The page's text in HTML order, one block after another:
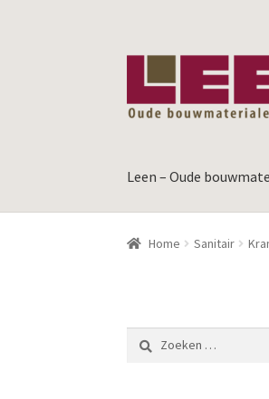
naar
navigatie
inhoud
Leen – Oude
Home Sanitair
Zoeken
naar: